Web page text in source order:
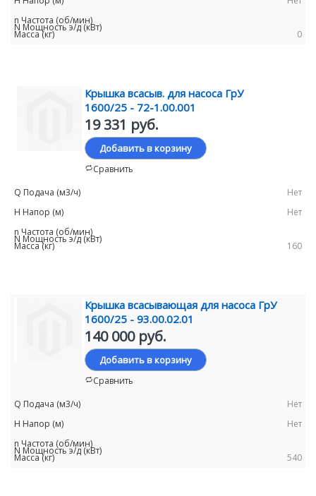
0
Крышка всасыв. для насоса ГрУ
1600/25 - 72-1.00.001
19 331 руб.
Добавить в корзину
Сравнить
Нет
Нет
160
Крышка всасывающая для насоса ГрУ
1600/25 - 93.00.02.01
140 000 руб.
Добавить в корзину
Сравнить
Нет
Нет
540